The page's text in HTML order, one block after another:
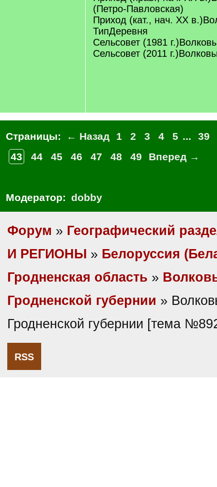
(Петро-Павловская)
Приход (кат., нач. XX
ТипДеревня
Сельсовет (1981
Сельсовет (2011
Страницы: ← Назад 1 2 3 4 5 ...
39
43
44 45 46 47 48 49 Вперед →
Модератор: dobby
Форум » Географический
И РЕГИОНЫ » Белоруссия
Гродненская область »
Гродненской губернии »
Гродненской губернии [тема
RSS